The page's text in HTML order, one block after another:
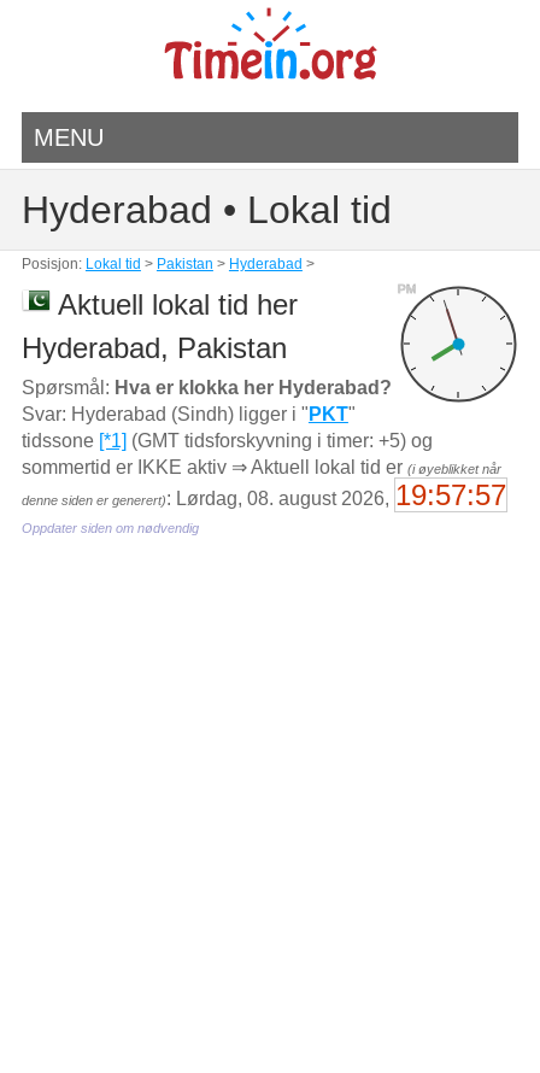
MENU
Hyderabad • Lokal tid
Posisjon: Lokal tid > Pakistan > Hyderabad >
PM
Aktuell lokal tid her
Hyderabad, Pakistan
Spørsmål: Hva er klokka her Hyderabad?
Svar: Hyderabad (Sindh) ligger i " PKT"
tidssone [*1] (GMT tidsforskyvning i timer: +5) og
sommertid er IKKE aktiv ⇒ Aktuell lokal tid er (i øyeblikket når
denne siden er generert): Lørdag, 08. august 2026, 19:57:57
Oppdater siden om nødvendig